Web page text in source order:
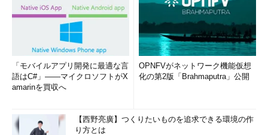
「モバイルアプリ開発に最適な言
語はC#」――マイクロソフトがX
amarinを買収へ
OPNFVがネットワーク機能仮想
化の第2版「Brahmaputra」公開
【西野亮廣】つくりたいものを追求できる環境の作
り方とは